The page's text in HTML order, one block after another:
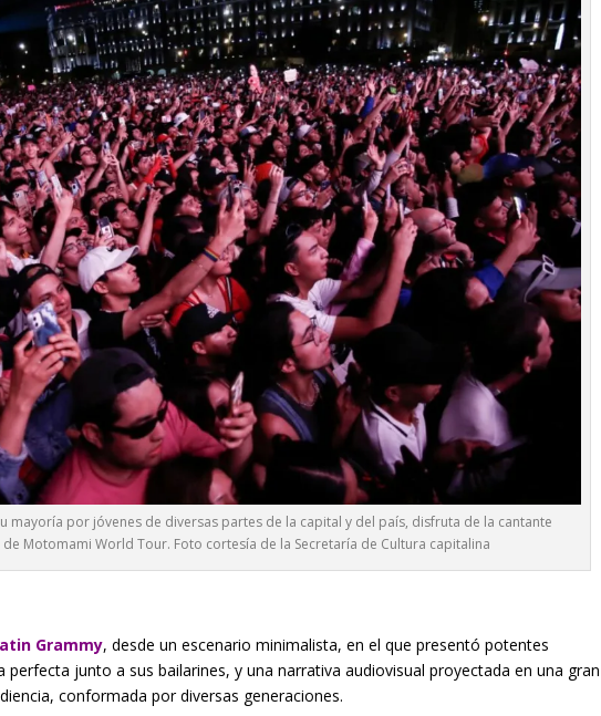
mayoría por jóvenes de diversas partes de la capital y del país, disfruta de la cantante
Motomami World Tour. Foto cortesía de la Secretaría de Cultura capitalina
Grammy, desde un escenario minimalista, en el que presentó potentes
junto a sus bailarines, y una narrativa audiovisual proyectada en una gran
conformada por diversas generaciones.